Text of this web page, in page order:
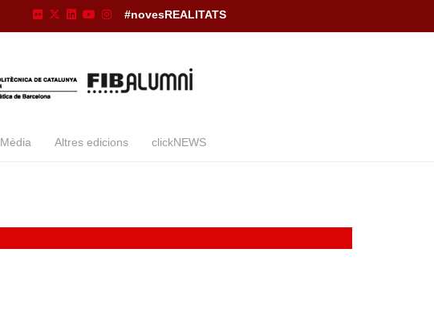
#novesREALITATS
Mèdia Altres edicions clickNEWS